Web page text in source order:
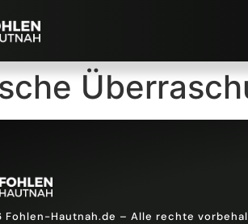
Fohlen-Hautnah.de – Alle rechte